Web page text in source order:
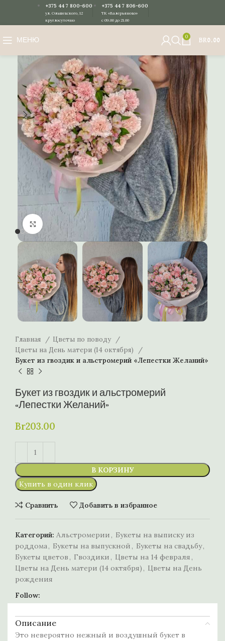
+375 44 7 800-600
ул. Ольшевского, 12
круглосуточно
+375 44 7 806-600
ТК «Валерьяново»
с 09.00 до 21.00
МЕНЮ
0
BR0.00
Нажмите, чтобы увеличить
Главная
Цветы по поводу
Цветы на День матери (14 октября)
Букет из гвоздик и альстромерий «Лепестки Желаний»
Букет из гвоздик и альстромерий
«Лепестки Желаний»
Br203.00
В КОРЗИНУ
Купить в один клик
Сравнить Добавить в избранное
Категорий: Альстромерии , Букеты на выписку из
роддома, Букеты на выпускной , Букеты на свадьбу,
Букеты цветов , Гвоздики , Цветы на 14 февраля ,
Цветы на День матери (14 октября) , Цветы на День
рождения
Follow:
Описание
Это невероятно нежный и воздушный букет в